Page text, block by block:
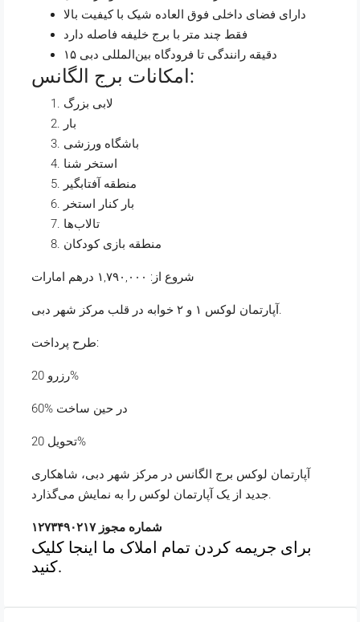
دارای فضای داخلی فوق العاده شیک با کیفیت بالا
فقط چند متر با برج خلیفه فاصله دارد
۱۵ دقیقه رانندگی تا فرودگاه بین‌المللی دبی
امکانات برج الگانس:
لابی بزرگ
بار
باشگاه ورزشی
استخر شنا
منطقه آفتابگیر
بار کنار استخر
تالاب‌ها
منطقه بازی کودکان
شروع از: ۱,۷۹۰,۰۰۰ درهم امارات
آپارتمان لوکس ۱ و ۲ خوابه در قلب مرکز شهر دبی.
طرح پرداخت:
رزرو 20%
60% در حین ساخت
تحویل 20%
آپارتمان لوکس برج الگانس در مرکز شهر دبی، شاهکاری
جدید از یک آپارتمان لوکس را به نمایش می‌گذارد.
شماره مجوز ۱۲۷۳۴۹۰۲۱۷
برای جریمه کردن تمام املاک ما اینجا کلیک
کنید.